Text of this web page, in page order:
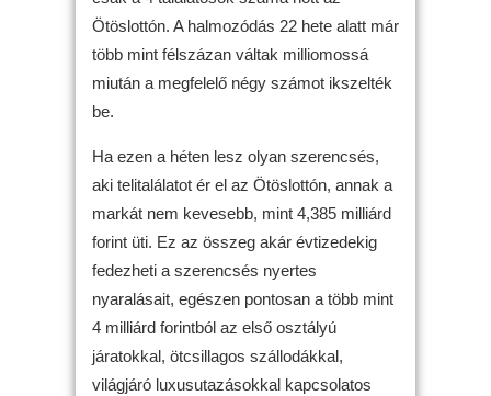
Ötöslottón. A halmozódás 22 hete alatt már
több mint félszázan váltak milliomossá
miután a megfelelő négy számot ikszelték
be.
Ha ezen a héten lesz olyan szerencsés,
aki telitalálatot ér el az Ötöslottón, annak a
markát nem kevesebb, mint 4,385 milliárd
forint üti. Ez az összeg akár évtizedekig
fedezheti a szerencsés nyertes
nyaralásait, egészen pontosan a több mint
4 milliárd forintból az első osztályú
járatokkal, ötcsillagos szállodákkal,
világjáró luxusutazásokkal kapcsolatos